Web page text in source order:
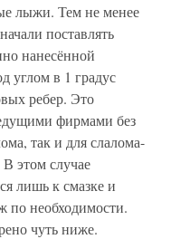
лыжи. Тем не менее
поставлять
нанесённой
углом в 1 градус
ребер. Это
фирмами без
так и для слалома-
этом случае
лишь к смазке и
по необходимости.
чуть ниже.